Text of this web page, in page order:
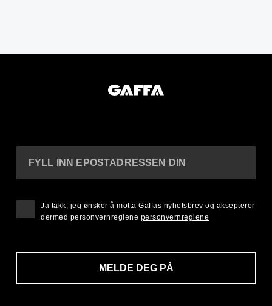
FYLL INN EPOSTADRESSEN DIN
MELDE DEG PÅ
Ja takk, jeg ønsker å motta Gaffas nyhetsbrev og aksepterer
dermed personvernreglene personvernreglene